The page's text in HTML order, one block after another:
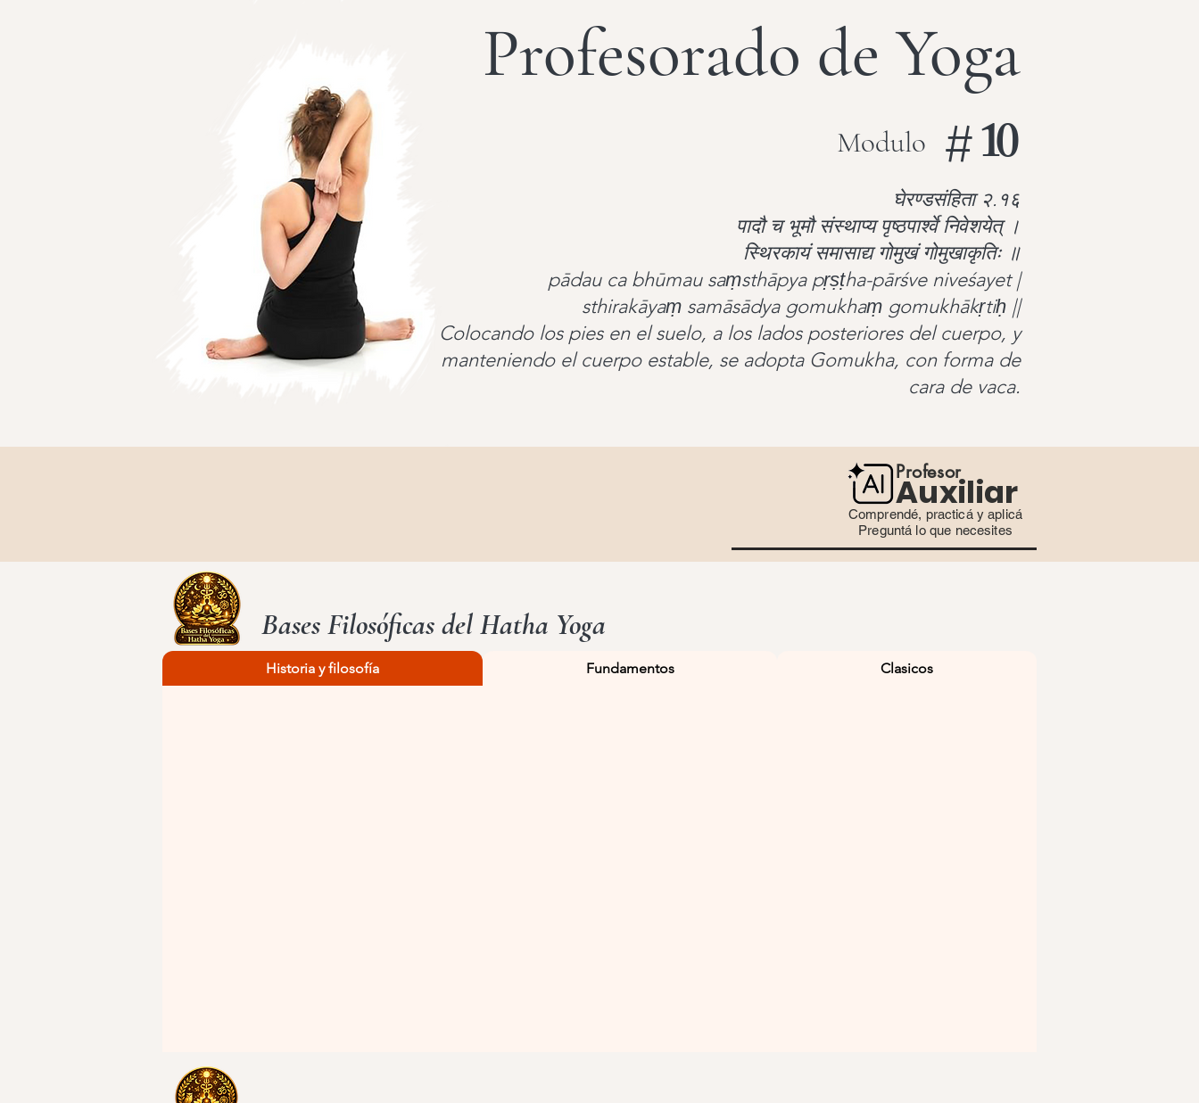
Profesorado de Yoga
#10
Modulo
घेरण्डसंहिता २.१६
पादौ च भूमौ संस्थाप्य पृष्ठपार्श्वे निवेशयेत् ।
स्थिरकायं समासाद्य गोमुखं गोमुखाकृतिः ॥
pādau ca bhūmau saṃsthāpya pṛṣṭha-pārśve niveśayet |
sthirakāyaṃ samāsādya gomukhaṃ gomukhākṛtiḥ ||
Colocando los pies en el suelo, a los lados posteriores del cuerpo, y
manteniendo el cuerpo estable, se adopta Gomukha, con forma de
cara de vaca.
Auxiliar
Profesor
Comprendé, practicá y aplicá
Preguntá lo que necesites
Bases Filosóficas del Hatha Yoga
Historia y filosofía Fundamentos Clasicos